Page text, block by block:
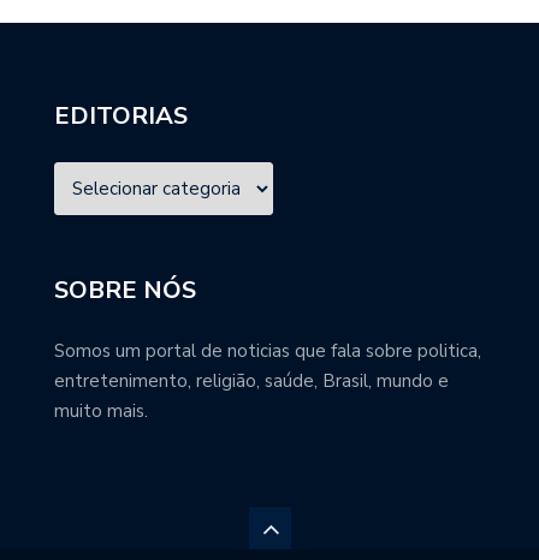
EDITORIAS
SOBRE NÓS
Somos um portal de noticias que fala sobre politica,
entretenimento, religião, saúde, Brasil, mundo e
muito mais.